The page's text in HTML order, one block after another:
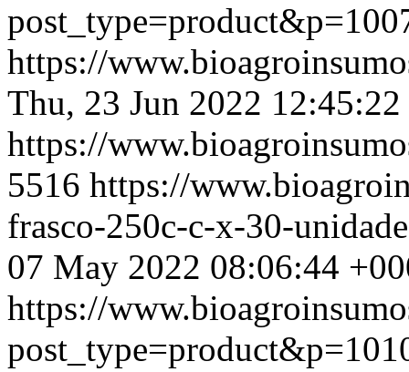
https://
Thu, 23 Jun 2022
https://
5516 https://
frasco-250c-c-x-30-
07 May 2022 08:06:44
https://